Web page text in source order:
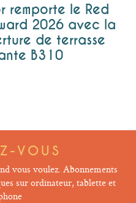
remporte le Red
2026 avec la
de terrasse
B310
VOUS
vous voulez. Abonnements
sur ordinateur, tablette et